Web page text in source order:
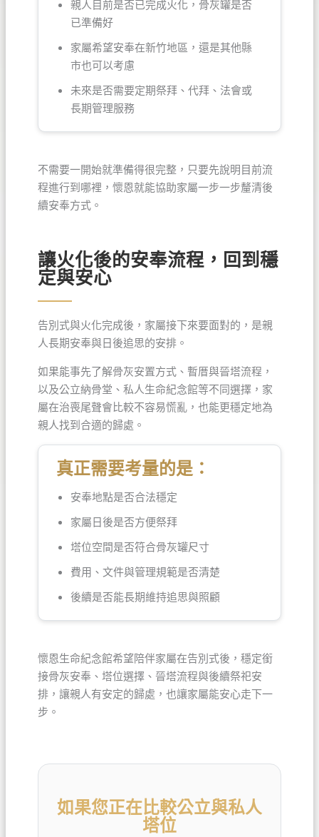
親人目前是否已完成火化，骨灰罐是否
已準備好
家屬希望安奉在新竹地區，還是其他縣
市也可以考慮
未來是否需要定期祭拜、代拜、法會或
長期管理服務
不需要一開始就準備得很完整，只要先說明目前流
程進行到哪裡，懷恩就能協助家屬一步一步釐清後
續安奉方式。
讓火化後的安奉流程，回到穩
定與安心
告別式與火化完成後，家屬接下來要面對的，是親
人長期安奉與日後追思的安排。
如果能事先了解骨灰安置方式、暫厝與晉塔流程，
以及公立納骨堂、私人生命紀念館等不同選擇，家
屬在治喪尾聲會比較不容易慌亂，也能更穩定地為
親人找到合適的歸處。
真正需要考量的是：
安奉地點是否合法穩定
家屬日後是否方便祭拜
塔位空間是否符合骨灰罐尺寸
費用、文件與管理規範是否清楚
後續是否能長期維持追思與照顧
懷恩生命紀念館希望陪伴家屬在告別式後，穩定銜
接骨灰安奉、塔位選擇、晉塔流程與後續祭祀安
排，讓親人有安定的歸處，也讓家屬能安心走下一
步。
如果您正在比較公立與私人
塔位